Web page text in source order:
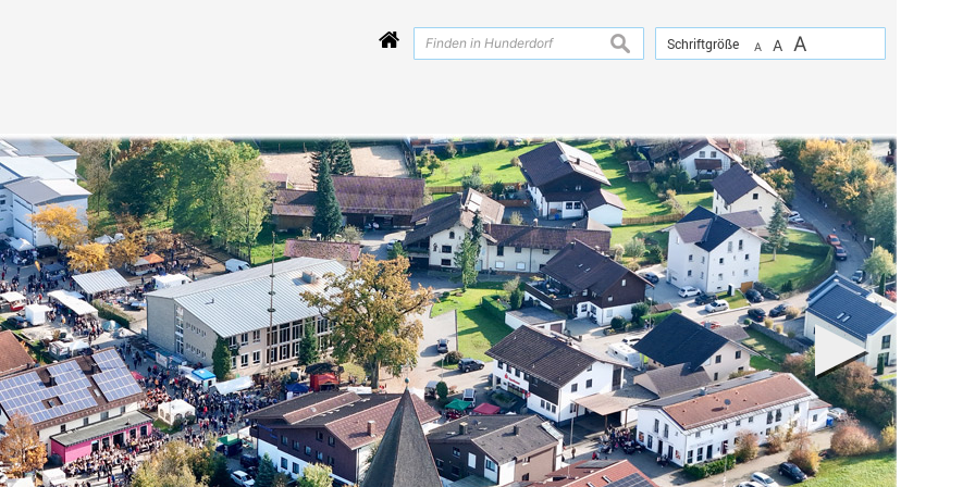
Schriftgröße A A A
suchen